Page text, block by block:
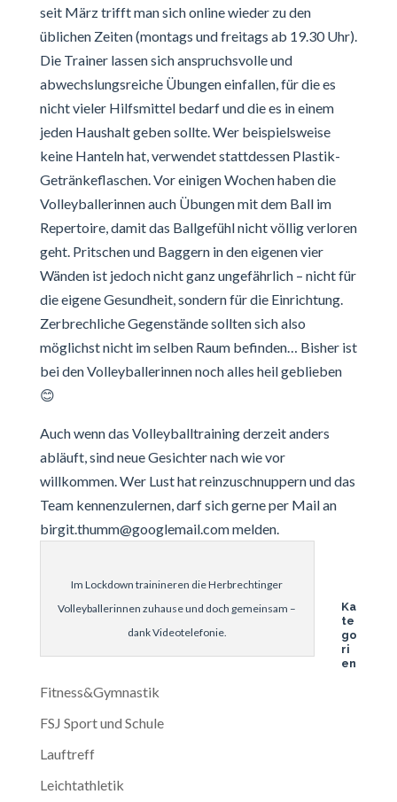
seit März trifft man sich online wieder zu den
üblichen Zeiten (montags und freitags ab 19.30 Uhr).
Die Trainer lassen sich anspruchsvolle und
abwechslungsreiche Übungen einfallen, für die es
nicht vieler Hilfsmittel bedarf und die es in einem
jeden Haushalt geben sollte. Wer beispielsweise
keine Hanteln hat, verwendet stattdessen Plastik-
Getränkeflaschen. Vor einigen Wochen haben die
Volleyballerinnen auch Übungen mit dem Ball im
Repertoire, damit das Ballgefühl nicht völlig verloren
geht. Pritschen und Baggern in den eigenen vier
Wänden ist jedoch nicht ganz ungefährlich – nicht für
die eigene Gesundheit, sondern für die Einrichtung.
Zerbrechliche Gegenstände sollten sich also
möglichst nicht im selben Raum befinden… Bisher ist
bei den Volleyballerinnen noch alles heil geblieben
😊
Auch wenn das Volleyballtraining derzeit anders
abläuft, sind neue Gesichter nach wie vor
willkommen. Wer Lust hat reinzuschnuppern und das
Team kennenzulernen, darf sich gerne per Mail an
birgit.thumm@googlemail.commelden.
Im Lockdown trainineren die Herbrechtinger
Volleyballerinnen zuhause und doch gemeinsam –
dank Videotelefonie.
Ka
te
go
ri
en
Fitness&Gymnastik
FSJ Sport und Schule
Lauftreff
Leichtathletik